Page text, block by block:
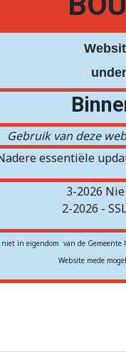
Gebruik van deze
essentiële
3-2026
2-2026 -
in eigendom van de
Website mede